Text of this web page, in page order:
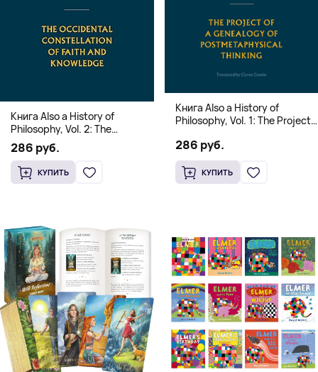
Книга Also a History of
Philosophy, Vol. 2: The
Occidental Constellation of
Faith and Knowledge
(Твердый переплет)
286 руб.
КУПИТЬ
Книга Also a History of
Philosophy, Vol. 1: The Project
Postmetaphysical Thinking
(Твердый переплет)
286 руб.
КУПИТЬ